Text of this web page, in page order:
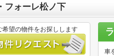
フォーレ松ノ下
車
望の物件をお探しします